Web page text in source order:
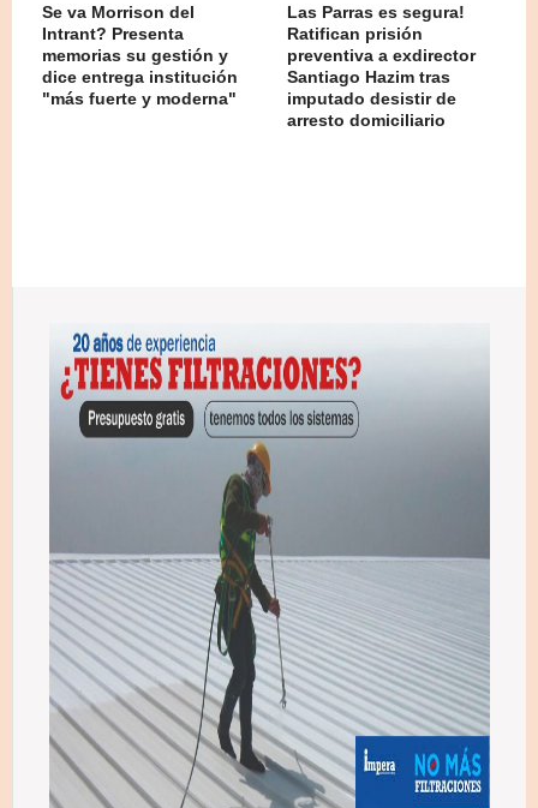
Se va Morrison del
Intrant? Presenta
memorias su gestión y
dice entrega institución
"más fuerte y moderna"
Las Parras es segura!
Ratifican prisión
preventiva a exdirector
Santiago Hazim tras
imputado desistir de
arresto domiciliario